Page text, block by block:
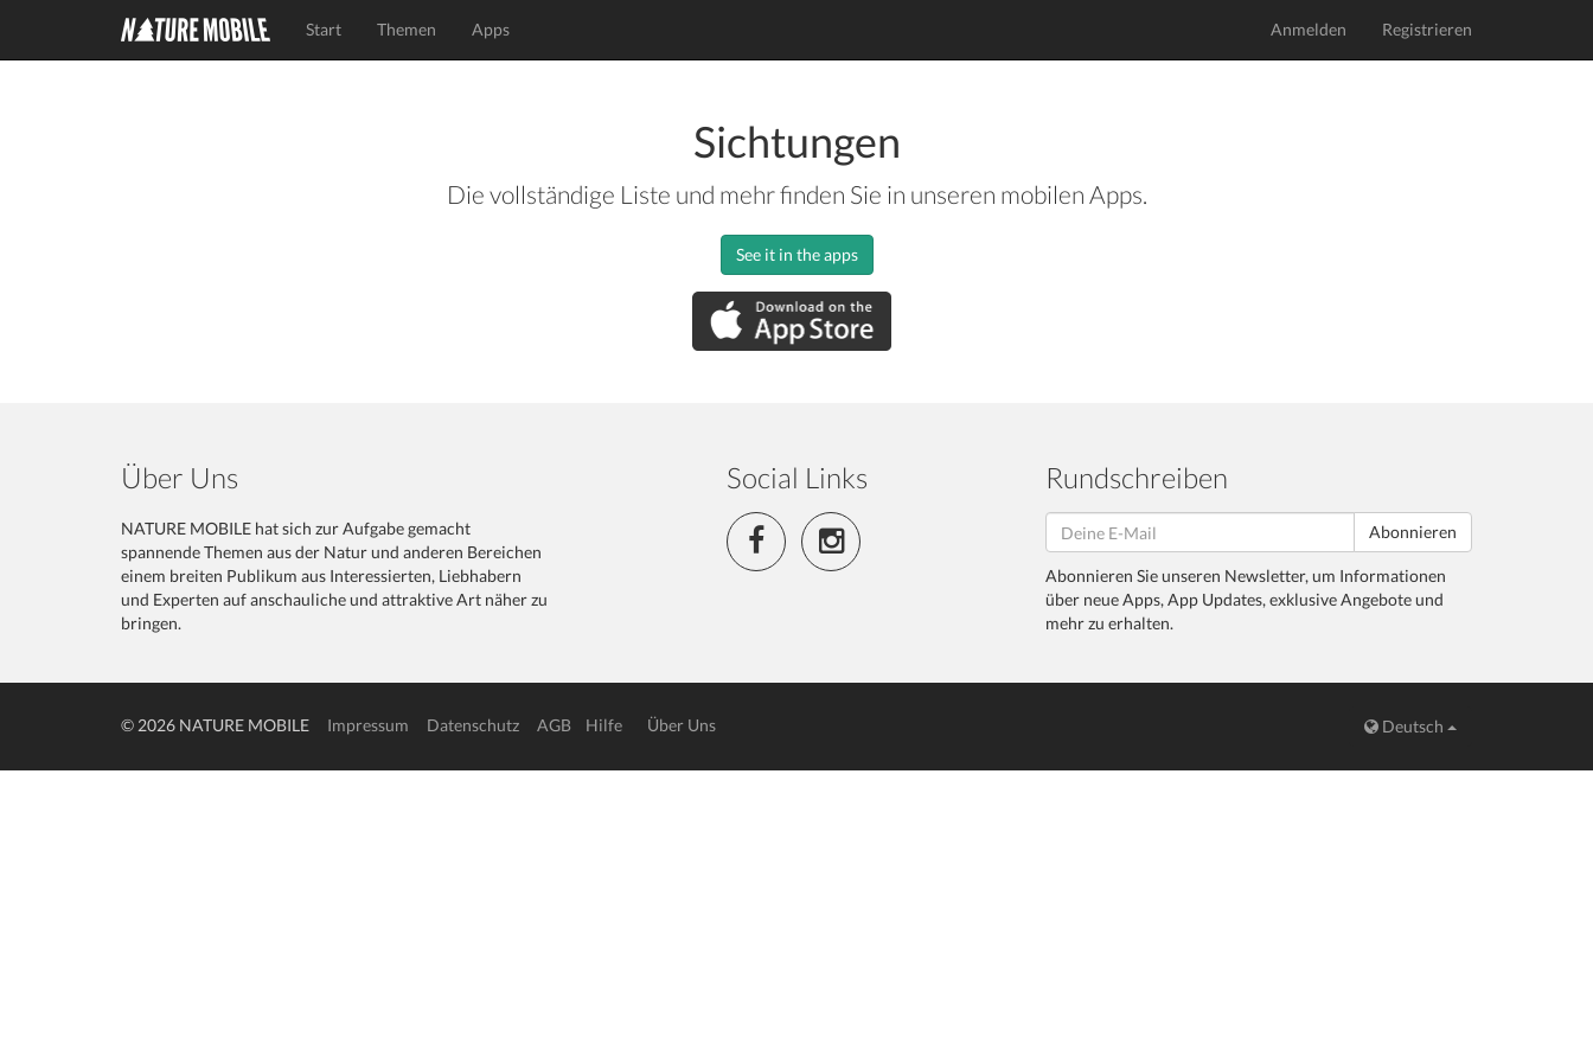
Start Themen Apps Anmelden Registrieren
Sichtungen
Die vollständige Liste und mehr finden Sie in unseren mobilen Apps.
See it in the apps
Über Uns
NATURE MOBILE hat sich zur Aufgabe gemacht
spannende Themen aus der Natur und anderen Bereichen
einem breiten Publikum aus Interessierten, Liebhabern
und Experten auf anschauliche und attraktive Art näher zu
bringen.
Social Links Rundschreiben
Abonnieren
Abonnieren Sie unseren Newsletter, um Informationen
über neue Apps, App Updates, exklusive Angebote und
mehr zu erhalten.
© 2026 NATURE MOBILE Impressum Datenschutz AGB Hilfe Über Uns Deutsch